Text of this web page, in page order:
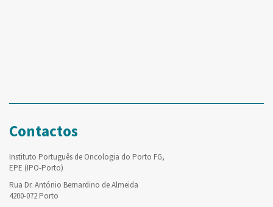
Contactos
Instituto Português de Oncologia do Porto FG,
EPE (IPO-Porto)
Rua Dr. António Bernardino de Almeida
4200-072 Porto